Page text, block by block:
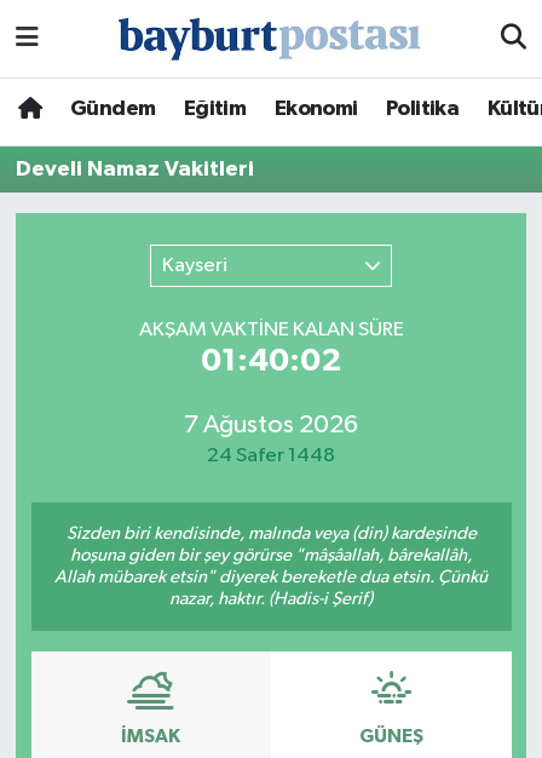
Gündem Eğitim Ekonomi Politika
Develi Namaz Vakitleri
Kayseri
AKŞAM VAKTİNE KALAN SÜRE
01:40:02
7 Ağustos 2026
24 Safer 1448
Sizden biri kendisinde, malında veya (din) kardeşinde
hoşuna giden bir şey görürse "mâşâallah, bârekallâh,
Allah mübarek etsin" diyerek bereketle dua etsin. Çünkü
nazar, haktır. (Hadis-i Şerif)
İMSAK GÜNEŞ
Hava Durumu
Namaz Vakitleri
Trafik Durumu
Süper Lig Puan Durumu ve Fikstür
Son Dakika Haberleri
Haber Arşivi